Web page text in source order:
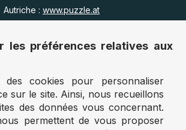
Autriche : www.puzzle.at
Uni :
www.jigsawpuzzle.co.uk
Accès revendeurs / détaillants
Vous avez un magasin ?
accéder à nos prix revendeurs ?
les préférences relatives aux
des cookies pour personnaliser
sur le site. Ainsi, nous recueillons
des données vous concernant.
permettent de vous proposer